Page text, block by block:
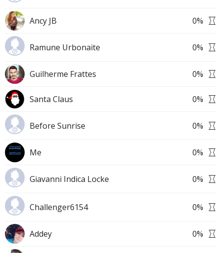
Ancy JB 0%
Ramune Urbonaite 0%
Guilherme Frattes 0%
Santa Claus 0%
Before Sunrise 0%
Me 0%
Giavanni Indica Locke 0%
Challenger6154 0%
Addey 0%